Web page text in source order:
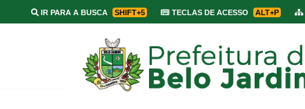
IR PARA A BUSCA SHIFT+5 TECLAS DE ACESSO ALT+P